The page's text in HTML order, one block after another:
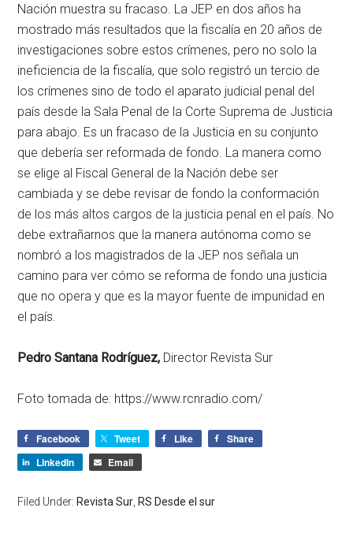
Nación muestra su fracaso. La JEP en dos años ha
mostrado más resultados que la fiscalía en 20 años de
investigaciones sobre estos crímenes, pero no solo la
ineficiencia de la fiscalía, que solo registró un tercio de
los crímenes sino de todo el aparato judicial penal del
país desde la Sala Penal de la Corte Suprema de Justicia
para abajo. Es un fracaso de la Justicia en su conjunto
que debería ser reformada de fondo. La manera como
se elige al Fiscal General de la Nación debe ser
cambiada y se debe revisar de fondo la conformación
de los más altos cargos de la justicia penal en el país. No
debe extrañarnos que la manera autónoma como se
nombró a los magistrados de la JEP nos señala un
camino para ver cómo se reforma de fondo una justicia
que no opera y que es la mayor fuente de impunidad en
el país.
Pedro Santana Rodríguez, Director Revista Sur
Foto tomada de: https://www.rcnradio.com/
Facebook Tweet Like
Share
LinkedIn
Email
Filed Under: Revista Sur RS Desde el sur